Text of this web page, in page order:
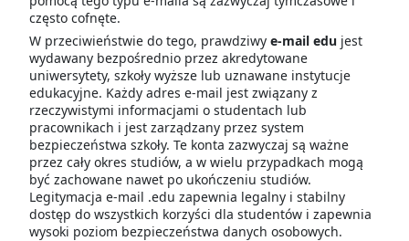
często cofnęte.
W przeciwieństwie do tego, prawdziwy e-mail edujest
wydawany bezpośrednio przez akredytowane
uniwersytety, szkoły wyższe lub uznawane instytucje
edukacyjne. Każdy adres e-mail jest związany z
rzeczywistymi informacjami o studentach lub
pracownikach i jest zarządzany przez system
bezpieczeństwa szkoły. Te konta zazwyczaj są ważne
przez cały okres studiów, a w wielu przypadkach mogą
być zachowane nawet po ukończeniu studiów.
Legitymacja e-mail .edu zapewnia legalny i stabilny
dostęp do wszystkich korzyści dla studentów i zapewnia
wysoki poziom bezpieczeństwa danych osobowych.